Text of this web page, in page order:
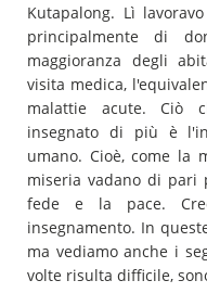
Kutapalong. Lì
principalmente di
maggioranza degli
visita medica,
malattie acute. Ciò
insegnato di più è
umano. Cioè, come la
miseria vadano di pari
fede e la pace.
insegnamento. In
ma vediamo anche i
volte risulta difficile,